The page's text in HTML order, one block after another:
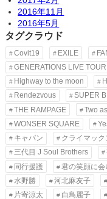
2016年11月
2016年5月
タグクラウド
Covit19 EXILE
GENERATIONS LIVE
Highway to the moon
Rendezvous
SUPER
THE RAMPAGE
Two
WONSER SQUARE
キャバン
クライマック
三代目 J Soul Brothers
同行援護
君の笑顔に会
水野勝
河北麻友子
片寄涼太
白鳥麗子